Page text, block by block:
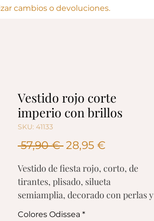
cambios o devoluciones.
Vestido rojo corte
imperio con brillos
SKU: 41133
57,90 € Precio
28,95 €
oferta
Vestido de fiesta rojo, corto, de
tirantes, plisado, silueta
semiamplia, decorado con perlas y
lentejuelas brillantes en la parte
Colores Odissea *